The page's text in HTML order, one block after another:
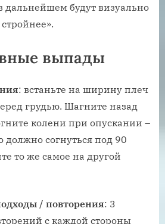
будут визуально
выпады
: встаньте на ширину плеч
грудью. Шагните назад
колени при опускании –
должно согнуться под 90
то же самое на другой
/ повторения: 3
с каждой стороны